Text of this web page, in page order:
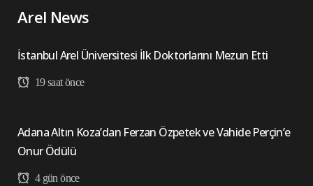
Arel News
İstanbul Arel Üniversitesi İlk Doktorlarını Mezun Etti
19 saat önce
Adana Altın Koza’dan Ferzan Özpetek ve Vahide Perçin’e
Onur Ödülü
4 gün önce